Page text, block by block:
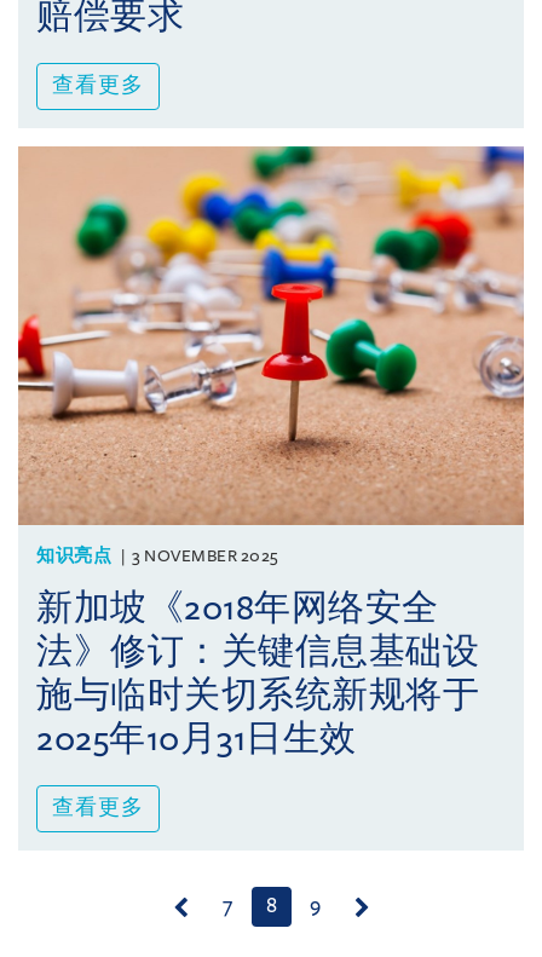
赔偿要求
查看更多
知识亮点 3 NOVEMBER 2025
新加坡《2018年网络安全
法》修订：关键信息基础设
施与临时关切系统新规将于
2025年10月31日生效
查看更多
7 8(current)
9